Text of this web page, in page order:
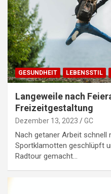
GESUNDHEIT LEBENSSTIL
Langeweile nach
Freizeitgestaltung
Dezember 13, 2023 GC
Nach getaner Arbeit schnell
Sportklamotten geschlüpft
Radtour gemacht…